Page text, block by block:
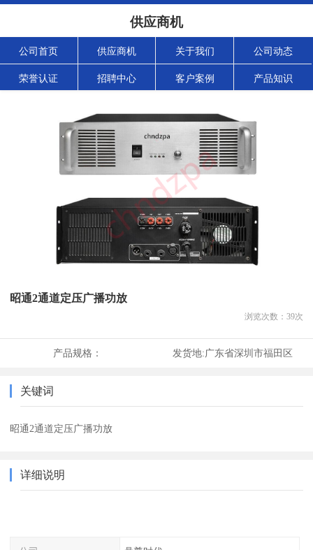
供应商机
公司首页 供应商机 关于我们 公司动态
荣誉认证 招聘中心 客户案例 产品知识
昭通2通道定压广播功放
浏览次数： 39次
产品规格： 发货地:广东省深圳市福田区
关键词
昭通2通道定压广播功放
详细说明